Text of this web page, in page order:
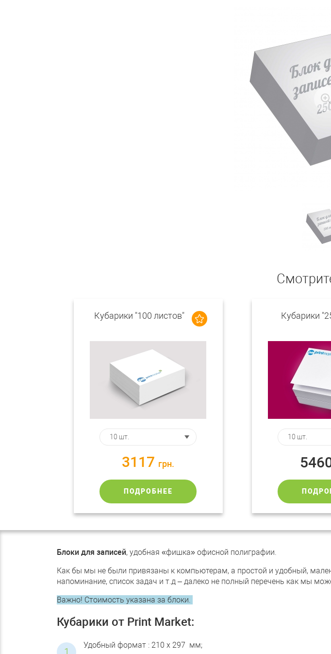
Кубарики "100 листов"
3117 грн.
ПОДРОБНЕЕ
Кубарики
Блоки для записей, удобная «фишка» офисной полиграфии.
Как бы мы не были привязаны к компьютерам, а простой и удобный,
напоминание, список задач и т.д – далеко не полный перечень как мы
Важно! Стоимость указана за блоки.
Кубарики от Print Market:
Удобный формат : 210 х 297 мм;